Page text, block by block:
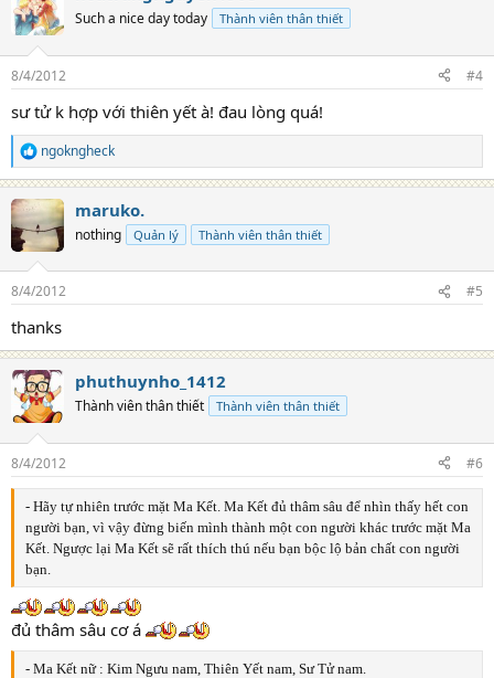
Such a nice day today Thành viên thân thiết
8/4/2012 #4
sư tử k hợp với thiên yết à! đau lòng quá!
R
e
a
c
t
i
s
ngokngheck
maruko.
nothing Quản lý Thành viên thân thiết
8/4/2012 #5
thanks
phuthuynho_1412
Thành viên thân thiết Thành viên thân thiết
8/4/2012 #6
- Hãy tự nhiên trước mặt Ma Kết. Ma Kết đủ thâm sâu để nhìn thấy hết con
người bạn, vì vậy đừng biến mình thành một con người khác trước mặt Ma
Kết. Ngược lại Ma Kết sẽ rất thích thú nếu bạn bộc lộ bản chất con người
bạn.
đủ thâm sâu cơ á
- Ma Kết nữ : Kim Ngưu nam, Thiên Yết nam, Sư Tử nam.